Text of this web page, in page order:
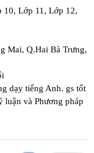
10, Lớp 11, Lớp 12,
Mai, Q.Hai Bà Trưng,
dạy tiếng Anh. gs tốt
và Phương pháp